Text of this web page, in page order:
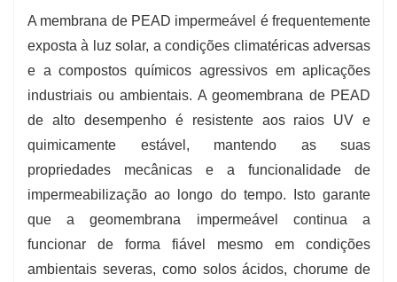
A membrana de PEAD impermeável é frequentemente
exposta à luz solar, a condições climatéricas adversas
e a compostos químicos agressivos em aplicações
industriais ou ambientais. A geomembrana de PEAD
de alto desempenho é resistente aos raios UV e
quimicamente estável, mantendo as suas
propriedades mecânicas e a funcionalidade de
impermeabilização ao longo do tempo. Isto garante
que a geomembrana impermeável continua a
funcionar de forma fiável mesmo em condições
ambientais severas, como solos ácidos, chorume de